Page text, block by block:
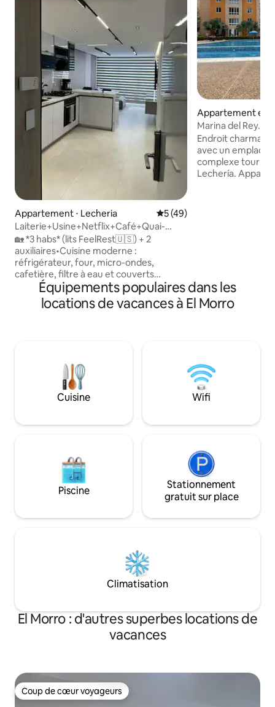
Appartement ⋅ Lecheria Évaluation moyenne sur la
5 (49)
Laiterie+Usine+Netflix+Café+Quai-
Unité de luxe
🏡 *3 habs* (lits FeelRest🇺🇸) + 2
auxiliaires•Cuisine moderne :
réfrigérateur, four, micro-ondes,
cafetière, filtre à eau et couverts
complets • Technologie totale - Centrale
électrique 110V ⚡ - Système intelligent
d'eau (propre sauvegarde) 💧 - Lave-
Emplacement privilégié : Piscine 🏊♂️+
quai au parc national ⛵ • Planchers de
porcelaine • Expérience **5 étoiles
Appartement en
⋅ Lecheria
Marina del Rey.
Lechería.
Endroit
avec un
complexe
Lechería.
Wi-Fi 5G.
Équipements populaires dans les
locations de vacances à El Morro
Cuisine Wifi
Piscine
Stationnement
gratuit sur place
Climatisation
El Morro : d'autres superbes locations de
vacances
Coup de cœur voyageurs
Coup de cœur voyageurs